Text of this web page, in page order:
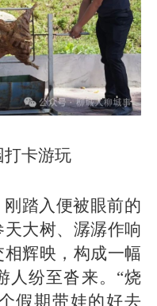
卡游玩
踏入便被眼前的
大树、潺潺作响
辉映，构成一幅
人纷至沓来。“烧
假期带娃的好去